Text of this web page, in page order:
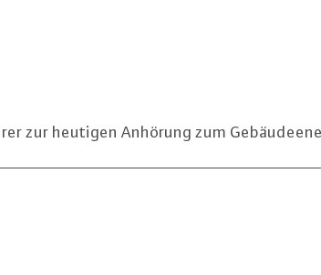
zur heutigen Anhörung zum